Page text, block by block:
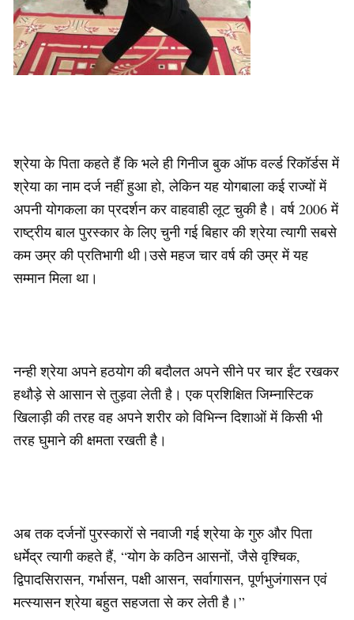
श्रेया के पिता कहते हैं कि भले ही गिनीज बुक ऑफ वर्ल्ड रिकॉर्डस में
श्रेया का नाम दर्ज नहीं हुआ हो, लेकिन यह योगबाला कई राज्यों में
अपनी योगकला का प्रदर्शन कर वाहवाही लूट चुकी है। वर्ष 2006 में
राष्ट्रीय बाल पुरस्कार के लिए चुनी गई बिहार की श्रेया त्यागी सबसे
कम उम्र की प्रतिभागी थी।उसे महज चार वर्ष की उम्र में यह
सम्मान मिला था।
नन्ही श्रेया अपने हठयोग की बदौलत अपने सीने पर चार ईंट रखकर
हथौड़े से आसान से तुड़वा लेती है। एक प्रशिक्षित जिम्नास्टिक
खिलाड़ी की तरह वह अपने शरीर को विभिन्न दिशाओं में किसी भी
तरह घुमाने की क्षमता रखती है।
अब तक दर्जनों पुरस्कारों से नवाजी गई श्रेया के गुरु और पिता
धर्मेद्र त्यागी कहते हैं, “योग के कठिन आसनों, जैसे वृश्चिक,
द्विपादसिरासन, गर्भासन, पक्षी आसन, सर्वागासन, पूर्णभुजंगासन एवं
मत्स्यासन श्रेया बहुत सहजता से कर लेती है।”